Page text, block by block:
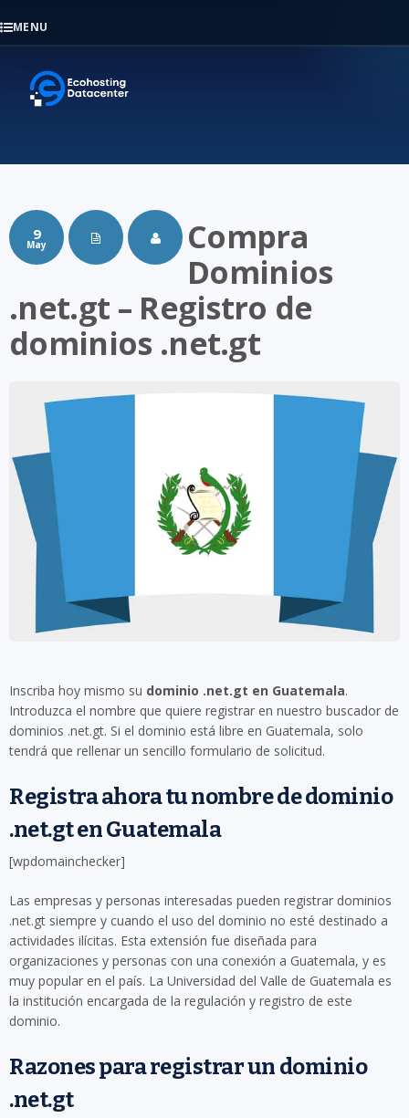
MENU
9
May
Compra
Dominios
.net.gt – Registro de
dominios .net.gt
Inscriba hoy mismo su dominio .net.gt en Guatemala.
Introduzca el nombre que quiere registrar en nuestro buscador de
dominios .net.gt. Si el dominio está libre en Guatemala, solo
tendrá que rellenar un sencillo formulario de solicitud.
Registra ahora tu nombre de dominio
.net.gt en Guatemala
[wpdomainchecker]
Las empresas y personas interesadas pueden registrar dominios
.net.gt siempre y cuando el uso del dominio no esté destinado a
actividades ilícitas. Esta extensión fue diseñada para
organizaciones y personas con una conexión a Guatemala, y es
muy popular en el país. La Universidad del Valle de Guatemala es
la institución encargada de la regulación y registro de este
dominio.
Razones para registrar un dominio
.net.gt